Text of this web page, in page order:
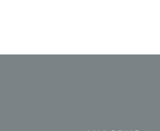
navigation